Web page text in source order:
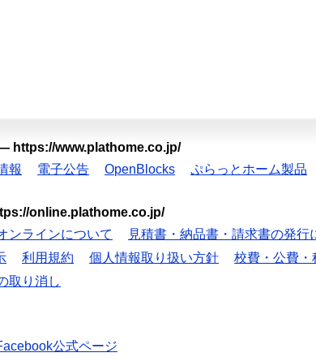
https://www.plathome.co.jp/
報 電子公告 OpenBlocks ぷらっとホーム製品
online.plathome.co.jp/
ンラインについて 見積書・納品書・請求書の発行
利用規約 個人情報取り扱い方針 校費・公費・
取り消し
公式ページ